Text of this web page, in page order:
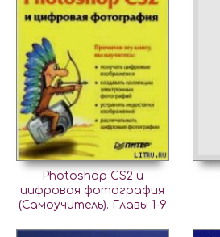
Photoshop CS2 и
цифровая фотография
(Самоучитель). Главы 1-9